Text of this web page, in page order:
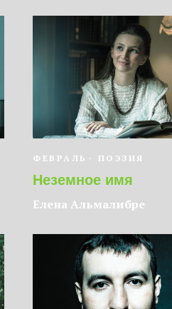
ФЕВРАЛЬ ПОЭЗИЯ
Неземное имя
Елена Альмалибре